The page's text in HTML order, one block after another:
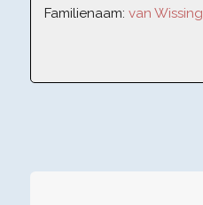
Familienaam: van Wissing